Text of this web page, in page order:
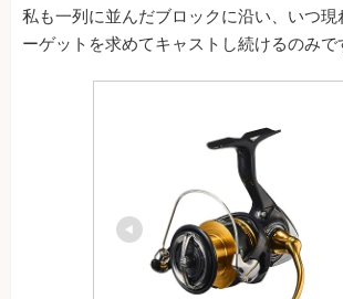
私も一列に並んだブロックに沿い、いつ現
ーゲットを求めてキャストし続けるのみで